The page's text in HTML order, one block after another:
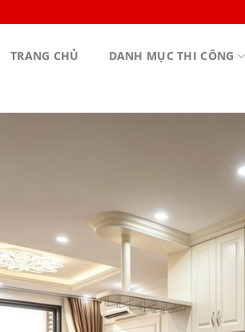
TRANG CHỦ DANH MỤC THI CÔNG